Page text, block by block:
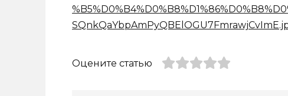
Оцените статью